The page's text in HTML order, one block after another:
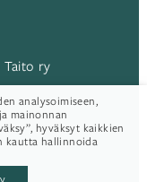
Taito ry
analysoimiseen,
mainonnan
hyväksyt kaikkien
kautta hallinnoida